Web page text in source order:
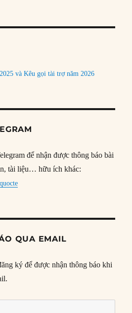
và Kêu gọi tài trợ năm 2026
để nhận được thông báo bài
tài liệu… hữu ích khác:
QUA EMAIL
ký để được nhận thông báo khi